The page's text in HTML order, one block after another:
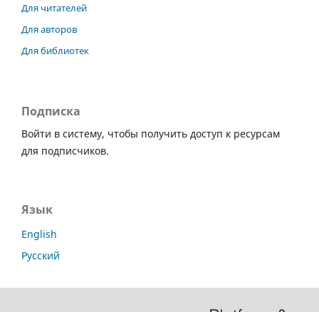
Для читателей
Для авторов
Для библиотек
Подписка
Войти в систему, чтобы получить доступ к ресурсам
для подписчиков.
Язык
English
Русский